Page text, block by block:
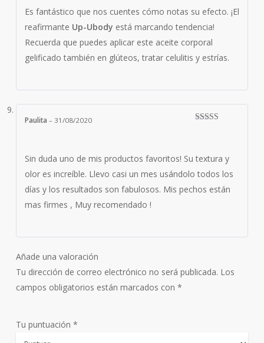
Es fantástico que nos cuentes cómo notas su efecto. ¡El
reafirmante Up-Ubody está marcando tendencia!
Recuerda que puedes aplicar este aceite corporal
gelificado también en glúteos, tratar celulitis y estrías.
Paulita – 31/08/2020
Sin duda uno de mis productos favoritos! Su textura y
olor es increíble. Llevo casi un mes usándolo todos los
días y los resultados son fabulosos. Mis pechos están
mas firmes , Muy recomendado !
Añade una valoración
Tu dirección de correo electrónico no será publicada. Los
campos obligatorios están marcados con *
Tu puntuación *